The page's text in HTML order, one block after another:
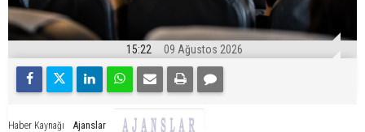
15:22 09 Ağustos 2026
Haber Kaynağı Ajanslar